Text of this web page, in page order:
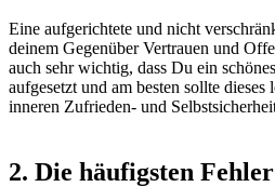
Eine aufgerichtete und nicht
deinem Gegenüber Vertrauen und
auch sehr wichtig, dass Du ein
aufgesetzt und am besten sollte
inneren Zufrieden- und
2. Die häufigsten